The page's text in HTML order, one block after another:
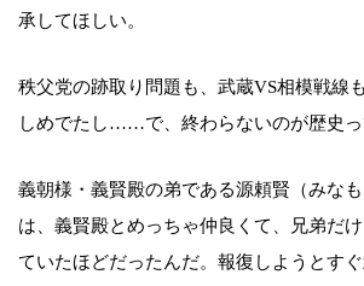
承してほしい。
秩父党の跡取り問題も、武蔵VS相模戦線
しめでたし……で、終わらないのが歴史っ
義朝様・義賢殿の弟である源頼賢（みな
は、義賢殿とめっちゃ仲良くて、兄弟だ
ていたほどだったんだ。報復しようとす